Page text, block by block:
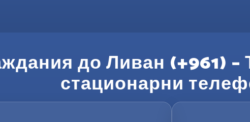
до Ливан (+961)
стационарни